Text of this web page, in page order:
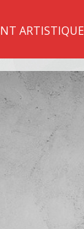
ARTISTIQUE